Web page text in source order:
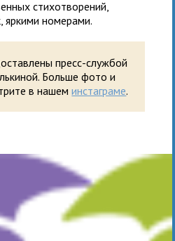
стихотворений,
яркими номерами.
пресс-службой
Больше фото и
в нашеминстаграме.